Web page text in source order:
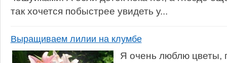
так хочется побыстрее увидеть у...
Выращиваем лилии на клумбе
Я очень люблю цветы,